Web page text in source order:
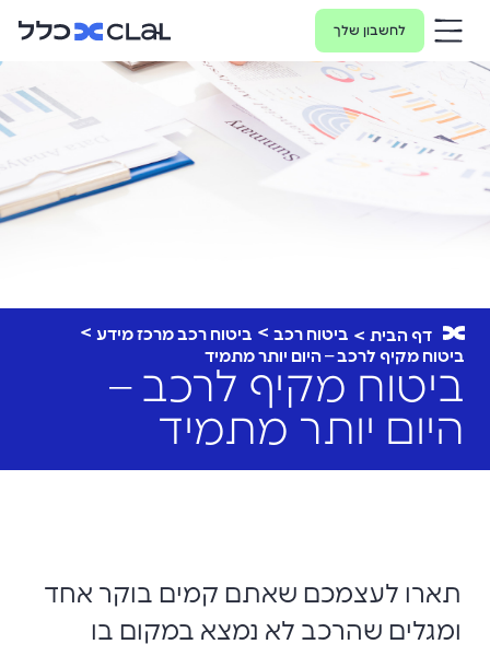
לחשבון שלך
דף הבית ביטוח רכב
ביטוח רכב מרכז מידע
ביטוח מקיף לרכב – היום יותר מתמיד
ביטוח מקיף לרכב –
היום יותר מתמיד
תארו לעצמכם שאתם קמים בוקר אחד
ומגלים שהרכב לא נמצא במקום בו